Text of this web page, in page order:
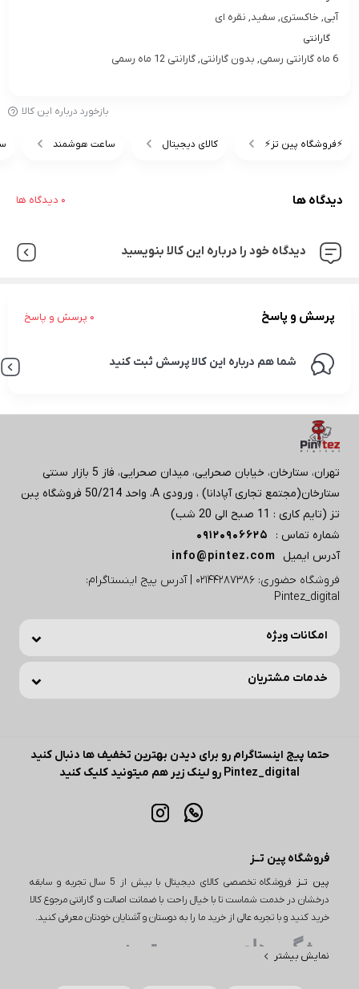
آبی, خاکستری, سفید, نقره ای
گارانتی
6 ماه گارانتی رسمی, بدون گارانتی, گارانتی 12 ماه رسمی
بازخورد درباره این کالا
⚡️فروشگاه پین تز⚡️ کالای دیجیتال ساعت هوشمند
دیدگاه ها 0 دیدگاه ها
دیدگاه خود را درباره این کالا بنویسید
پرسش و پاسخ 0 پرسش و پاسخ
شما هم درباره این کالا پرسش ثبت کنید
تهران، ستارخان، خیابان صحرایی، میدان صحرایی، فاز 5 بازار سنتی
ستارخان(مجتمع تجاری آپادانا) ، ورودی A، واحد 50/214 فروشگاه پبن
تز (تایم کاری : 11 صبح الی 20 شب)
شماره تماس :
09120906625
آدرس ایمیل
info@pintez.com
فروشگاه حضوری: 02144287386 | آدرس پیج اینستاگرام:
Pintez_digital
امکانات ویژه
خدمات مشتریان
حتما پیج اینستاگرام رو برای دیدن بهترین تخفیف ها دنبال کنید
Pintez_digital رو لینک زیر هم میتونید کلیک کنید
فروشگاه پین تــز
پین تــز
فروشگاه تخصصی کالای دیجیتال با بیش از 5 سال تجربه و سابقه
درخشان در خدمت شماست تا با خیال راحت با ضمانت اصالت و گارانتی مرجوع کالا
خرید کنید و با تجربه عالی از خرید ما را به دوستان و آشنایان خودتان معرفی کنید.
ویژگی های مهم پین تـــز
نمایش بیشتر